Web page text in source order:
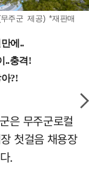
주군 제공) *재판매
은 무주군로컬
첫걸음 채용장
.